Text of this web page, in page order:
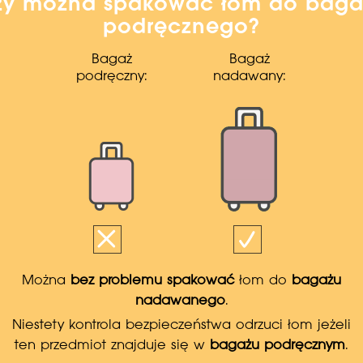
można spakować łom do
podręcznego?
Bagaż
podręczny:
Bagaż
nadawany:
Można bez problemu spakować łom do
bagażu
nadawanego.
Niestety kontrola bezpieczeństwa odrzuci łom jeżeli
ten przedmiot znajduje się w bagażu podręcznym.